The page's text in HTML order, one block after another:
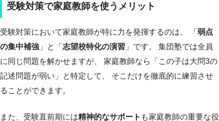
受験対策で家庭教師を使うメリット
受験対策において家庭教師が特に力を発揮するのは、 「 弱点
の集中補強 」と「 志望校特化の演習 」です。 集団塾では全員
に同じ問題を解かせますが、 家庭教師なら「この子は大問3の
記述問題が弱い」と特定して、 そこだけを徹底的に練習させ
ることができます。
また、受験直前期には精神的なサポート も家庭教師の重要な役